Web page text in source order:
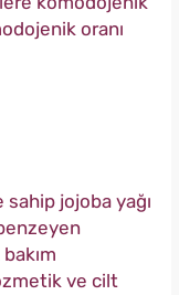
oranı
jojoba yağı
ve cilt